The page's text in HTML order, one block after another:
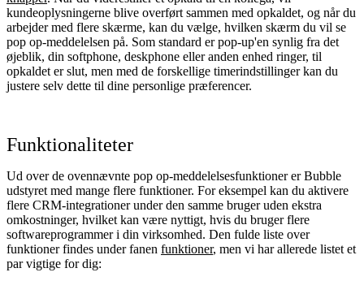
kundeoplysningerne blive overført sammen med opkaldet, og når du
arbejder med flere skærme, kan du vælge, hvilken skærm du vil se
pop op-meddelelsen på. Som standard er pop-up'en synlig fra det
øjeblik, din softphone, deskphone eller anden enhed ringer, til
opkaldet er slut, men med de forskellige timerindstillinger kan du
justere selv dette til dine personlige præferencer.
Funktionaliteter
Ud over de ovennævnte pop op-meddelelsesfunktioner er Bubble
udstyret med mange flere funktioner. For eksempel kan du aktivere
flere CRM-integrationer under den samme bruger uden ekstra
omkostninger, hvilket kan være nyttigt, hvis du bruger flere
softwareprogrammer i din virksomhed. Den fulde liste over
funktioner findes under fanen funktioner, men vi har allerede listet et
par vigtige for dig: